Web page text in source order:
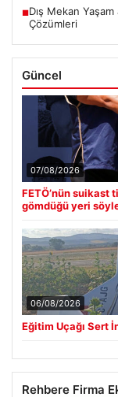
■Dış Mekan
Çözümleri
Güncel
07/08/2026
FETÖ’nün suikast
gömdüğü yeri
06/08/2026
Eğitim Uçağı Sert
Rehbere Firma